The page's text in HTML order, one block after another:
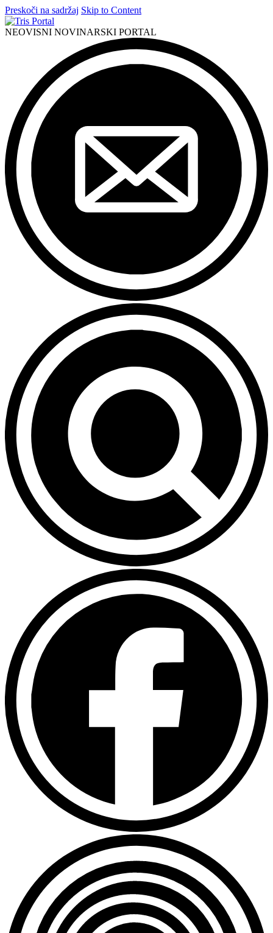
Preskoči na sadržaj Skip to Content
NEOVISNI NOVINARSKI PORTAL